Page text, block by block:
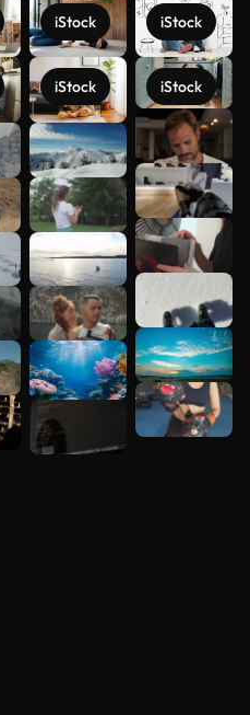
iStock
iStock
iStock
iStock
Mehr
anzeigen